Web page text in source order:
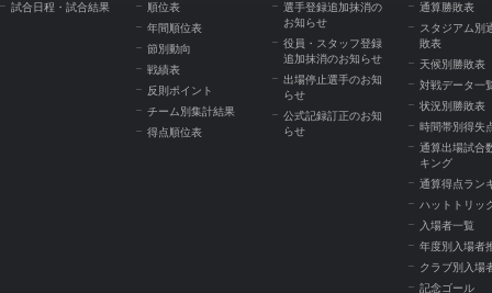
試合日程・試合結果
順位表
年間順位表
節別動向
戦績表
反則ポイント
チーム別集計結果
得点順位表
選手登録追加抹消の
お知らせ
役員・スタッフ登録
追加抹消のお知らせ
出場停止選手のお知
らせ
公式記録訂正のお知
らせ
通算勝敗表
スタジアム別
敗表
天候別勝敗表
対戦データ一
状況別勝敗表
時間帯別得失
通算出場試合
キング
通算得点ラン
ハットトリッ
入場者一覧
年度別入場者
クラブ別入場
記念ゴール